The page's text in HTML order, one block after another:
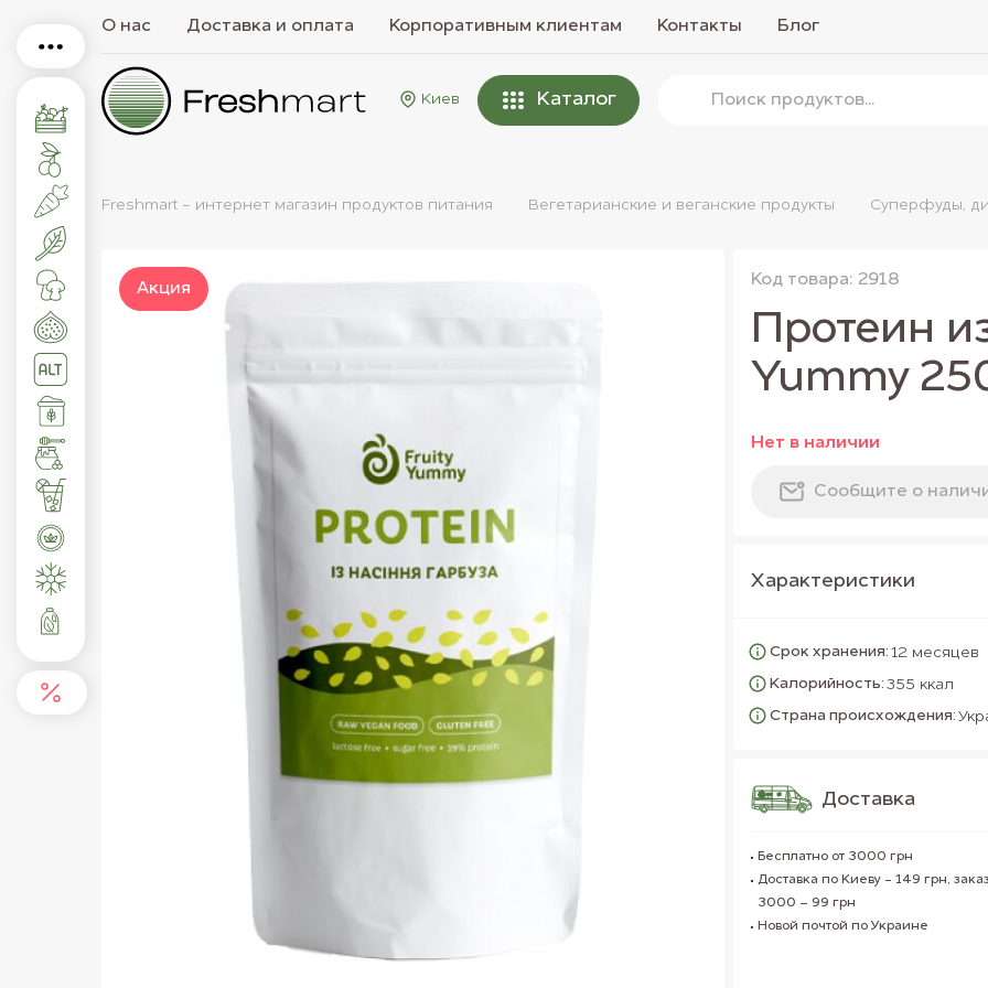
О нас Доставка и оплата Корпоративным клиентам Контакты Блог
Киев Каталог
Freshmart - интернет магазин продуктов питания Вегетарианские и веганские продукты Суперфуды,
Протеин
Yummy
Акция Код товара: 2918
Нет в наличии
Сообщите о
Характеристики
Срок хранения: 12 месяцев
Калорийность: 355 ккал
Страна происхождения:
Доставка
Бесплатно от 3000 грн
Доставка по Киеву - 149 грн,
3000 – 99 грн
Новой почтой по Украине